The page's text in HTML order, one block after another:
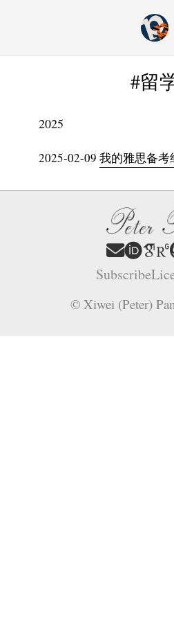
#留
2025
2025-02-09 我的雅思备考
Subscribe
© Xiwei (Peter)